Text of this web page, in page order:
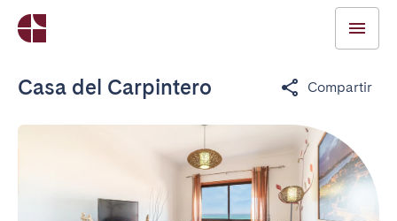
Casa del Carpintero Compartir